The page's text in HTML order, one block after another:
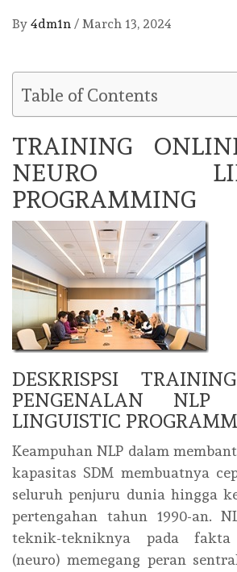
By 4dm1n / March 13, 2024
Table of Contents
TRAINING
NEURO
PROGRAMMING
DESKRISPSI
PENGENALAN
LINGUISTIC
Keampuhan NLP dalam
kapasitas SDM membuatnya
seluruh penjuru dunia hingga
pertengahan tahun 1990-an.
teknik-tekniknya pada
(neuro) memegang peran